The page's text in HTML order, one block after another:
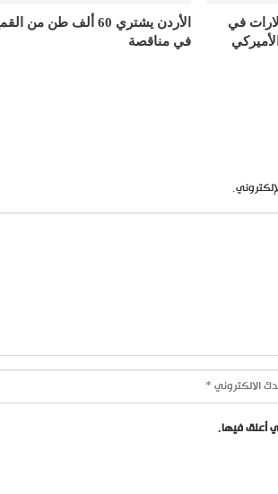
تتراجع 6 دولارات في
الأردن يشتري 60 ألف طن من
في مناقصة
أعلق فيها.